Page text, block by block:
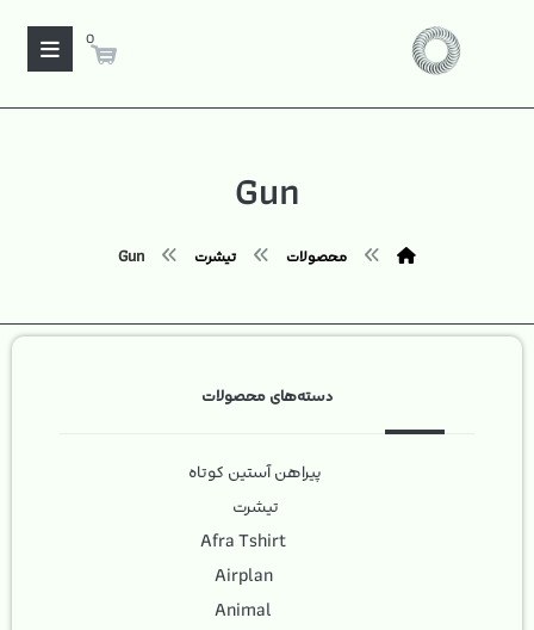
0
Gun
محصولات تیشرت Gun
دسته‌های محصولات
پیراهن آستین کوتاه
تیشرت
Afra Tshirt
Airplan
Animal